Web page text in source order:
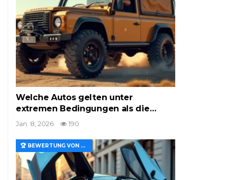
Welche Autos gelten unter
extremen Bedingungen als die…
Jan. 8, 2026 190
🏆 BEWERTUNG VON MERKMALEN UND WERT